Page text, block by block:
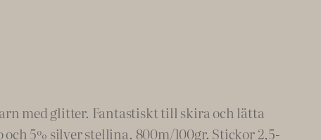
med glitter. Fantastiskt till skira och lätta
5% silver stellina. 800m/100gr. Stickor 2,5-